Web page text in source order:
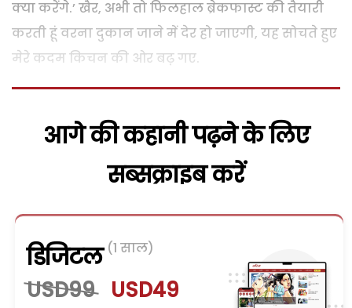
क्या करेंगे.’ खैर, अभी तो फिलहाल ब्रेकफास्ट की तैयारी
करती हूं वरना दुकान जाने में देर हो जाएगी, यह सोचते हुए
मेरे कदम किचन की ओर बढ़़ गए.
आगे की कहानी पढ़ने के लिए
सब्सक्राइब करें
डिजिटल (1 साल)
USD99 USD49